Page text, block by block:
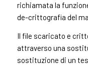
richiamata la
de-crittografia del
Il file scaricato e
attraverso una
sostituzione di un